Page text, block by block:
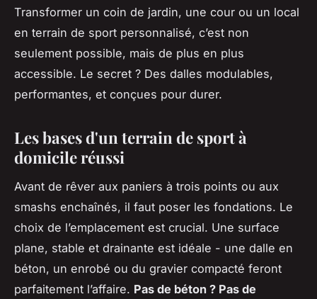
Transformer un coin de jardin, une cour ou un local
en terrain de sport personnalisé, c’est non
seulement possible, mais de plus en plus
accessible. Le secret ? Des dalles modulables,
performantes, et conçues pour durer.
Les bases d'un terrain de sport à
domicile réussi
Avant de rêver aux paniers à trois points ou aux
smashs enchaînés, il faut poser les fondations. Le
choix de l’emplacement est crucial. Une surface
plane, stable et drainante est idéale - une dalle en
béton, un enrobé ou du gravier compacté feront
parfaitement l’affaire. Pas de béton ? Pas de